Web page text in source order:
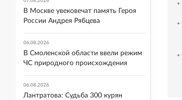
В Москве увековечат память Героя
России Андрея Рябцева
06.08.2026
В Смоленской области ввели режим
ЧС природного происхождения
06.08.2026
Лантратова: Судьба 300 курян